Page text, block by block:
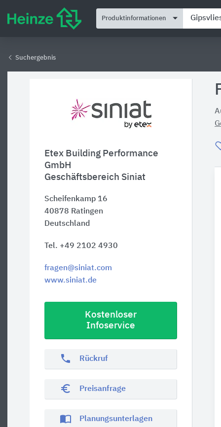
Produktinformationen
Suchergebnis
Etex Building Performance
GmbH
Geschäftsbereich Siniat
Scheifenkamp 16
40878 Ratingen
Deutschland
Tel. +49 2102 4930
fragen@siniat.com
www.siniat.de
Kostenloser
Infoservice
phone Rückruf
euro_symbol Preisanfrage
import_contacts Planungsunterlagen